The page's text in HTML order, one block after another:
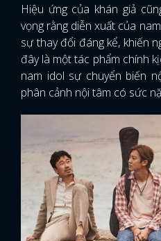
Hiệu ứng của khán giả
vọng rằng diễn xuất của
sự thay đổi đáng kể, khiến
đây là một tác phẩm chính
nam idol sự chuyển biến
phân cảnh nội tâm có sức